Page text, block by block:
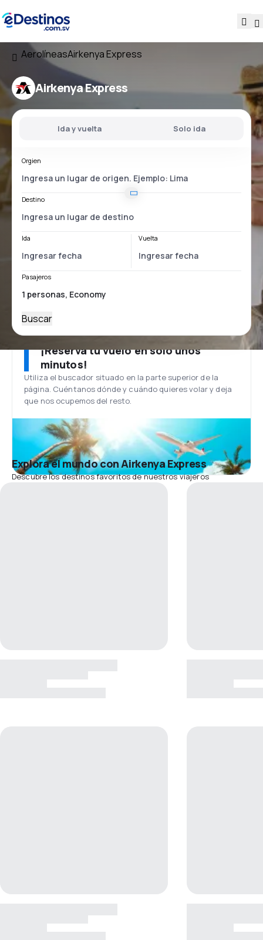
AerolíneasAirkenya Express
Airkenya Express
Ida y vuelta Solo ida
Orgien
Destino
Ida Vuelta
Pasajeros
Buscar
¡Reserva tu vuelo en solo unos
minutos!
Utiliza el buscador situado en la parte superior de la
página. Cuéntanos dónde y cuándo quieres volar y deja
que nos ocupemos del resto.
Explora el mundo con Airkenya Express
Descubre los destinos favoritos de nuestros viajeros